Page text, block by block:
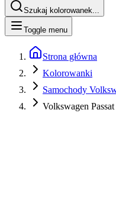
Szukaj kolorowanek...
Toggle menu
Strona główna
Kolorowanki
Samochody
Volkswagen Passat